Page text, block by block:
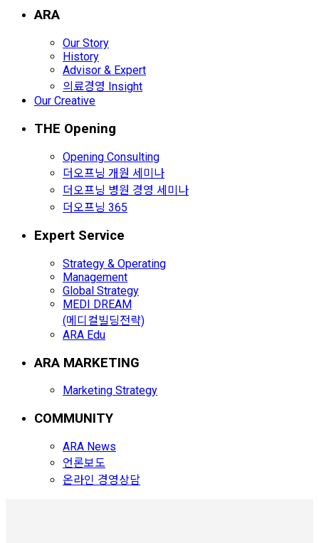
ARA
Our Story
History
Advisor & Expert
의료경영 Insight
Our Creative
THE Opening
Opening Consulting
더오프닝 개원 세미나
더오프닝 병원 경영 세미나
더오프닝 365
Expert Service
Strategy & Operating
Management
Global Strategy
MEDI DREAM
(메디컬빌딩전략)
ARA Edu
ARA MARKETING
Marketing Strategy
COMMUNITY
ARA News
언론보도
온라인 경영상담